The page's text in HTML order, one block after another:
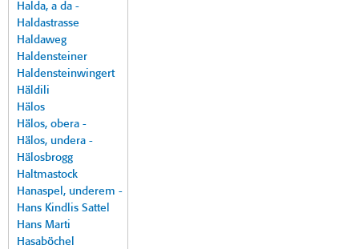
Halda, a da -
Haldastrasse
Haldaweg
Haldensteiner
Haldensteinwingert
Häldili
Hälos
Hälos, obera -
Hälos, undera -
Hälosbrogg
Haltmastock
Hanaspel, underem -
Hans Kindlis Sattel
Hans Marti
Hasaböchel